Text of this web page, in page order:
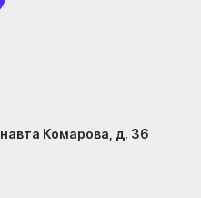
Комарова, д. 36